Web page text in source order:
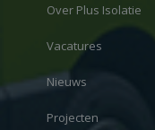
Over Plus Isolatie
Vacatures
Nieuws
Projecten